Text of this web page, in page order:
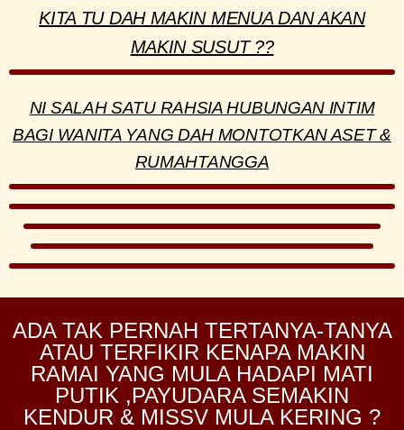
KITA TU DAH MAKIN MENUA DAN AKAN
MAKIN SUSUT ??
NI SALAH SATU RAHSIA HUBUNGAN INTIM
BAGI WANITA YANG DAH MONTOTKAN ASET &
RUMAHTANGGA
ADA TAK PERNAH TERTANYA-TANYA
ATAU TERFIKIR KENAPA MAKIN
RAMAI YANG MULA HADAPI MATI
PUTIK ,PAYUDARA SEMAKIN
KENDUR & MISSV MULA KERING ?